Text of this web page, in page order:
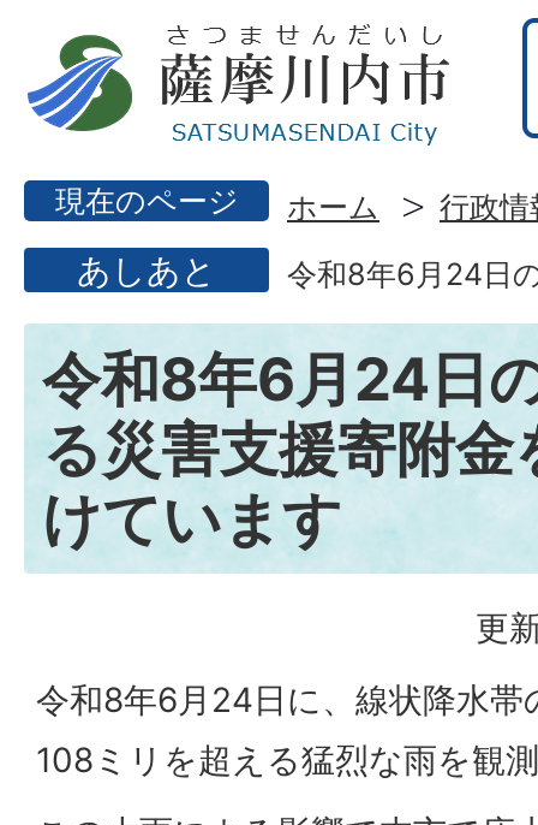
現在のページ ホーム 行政情
あしあと 令和8年6月24日
令和8年6月24日
る災害支援寄附金
けています
更
令和8年6月24日に、線状降水帯
108ミリを超える猛烈な雨を観